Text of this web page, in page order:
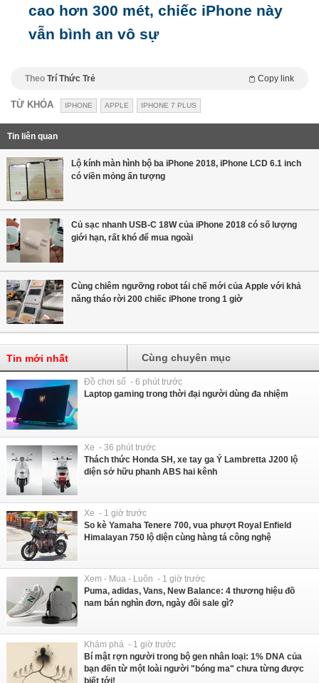
cao hơn 300 mét, chiếc iPhone này
vẫn bình an vô sự
Theo Trí Thức Trẻ Copy link
TỪ KHÓA IPHONE APPLE IPHONE 7 PLUS
Tin liên quan
Lộ kính màn hình bộ ba iPhone 2018, iPhone LCD 6.1 inch
có viền mỏng ấn tượng
Củ sạc nhanh USB-C 18W của iPhone 2018 có số lượng
giới hạn, rất khó để mua ngoài
Cùng chiêm ngưỡng robot tái chế mới của Apple với khả
năng tháo rời 200 chiếc iPhone trong 1 giờ
Tin mới nhất Cùng chuyên mục
Đồ chơi số - 6 phút trước
Laptop gaming trong thời đại người dùng đa nhiệm
Xe - 36 phút trước
Thách thức Honda SH, xe tay ga Ý Lambretta J200 lộ
diện sở hữu phanh ABS hai kênh
Xe - 1 giờ trước
So kè Yamaha Tenere 700, vua phượt Royal Enfield
Himalayan 750 lộ diện cùng hàng tá công nghệ
Xem - Mua - Luôn - 1 giờ trước
Puma, adidas, Vans, New Balance: 4 thương hiệu đồ
nam bán nghìn đơn, ngày đôi sale gì?
Khám phá - 1 giờ trước
Bí mật rợn người trong bộ gen nhân loại: 1% DNA của
bạn đến từ một loài người "bóng ma" chưa từng được
biết tới!